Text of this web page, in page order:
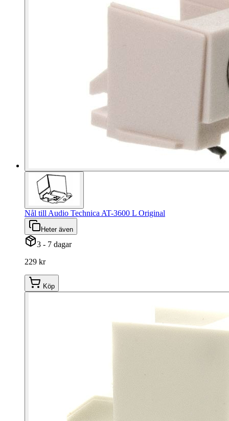
Nål till Audio Technica AT-3600 L Original
Heter även
3 - 7 dagar
229 kr
Köp